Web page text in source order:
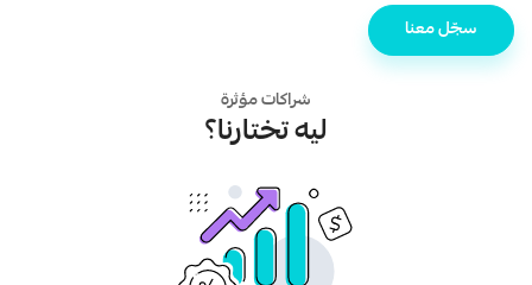
سجّل معنا
شراكات مؤثرة
ليه تختارنا؟